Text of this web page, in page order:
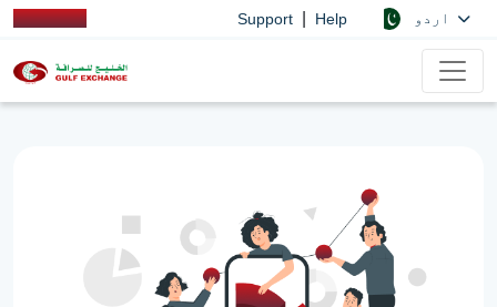
Support Help